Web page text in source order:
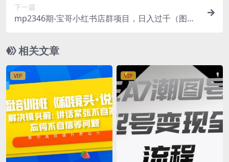
下一篇
mp2346期-宝哥小红书店群项目，日入过千（图文
益的新商机)
相关文章
VIP VIP